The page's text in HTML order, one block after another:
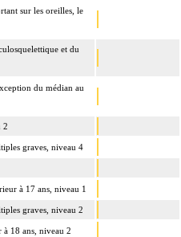
sur les oreilles, le
et du
du médian au
2
graves, niveau 4
à 17 ans, niveau 1
graves, niveau 2
à 18 ans, niveau 2